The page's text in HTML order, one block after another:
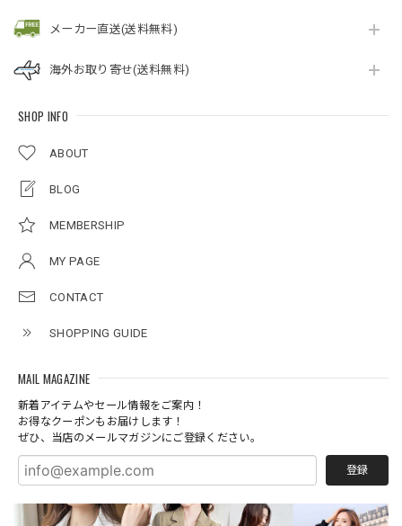
メーカー直送(送料無料)
海外お取り寄せ(送料無料)
SHOP INFO
ABOUT
BLOG
MEMBERSHIP
MY PAGE
CONTACT
SHOPPING GUIDE
MAIL MAGAZINE
新着アイテムやセール情報をご案内！
お得なクーポンもお届けします！
ぜひ、当店のメールマガジンにご登録ください。
登録